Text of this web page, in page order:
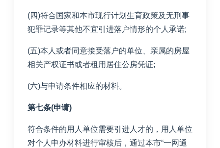
(四)符合国家和本市现行计划生育政策及无刑事
犯罪记录等其他不宜引进落户情形的个人承诺;
(五)本人或者同意接受落户的单位、亲属的房屋
相关产权证书或者租用居住公房凭证;
(六)与申请条件相应的材料。
第七条(申请)
符合条件的用人单位需要引进人才的，用人单位
对个人申办材料进行审核后，通过本市“一网通